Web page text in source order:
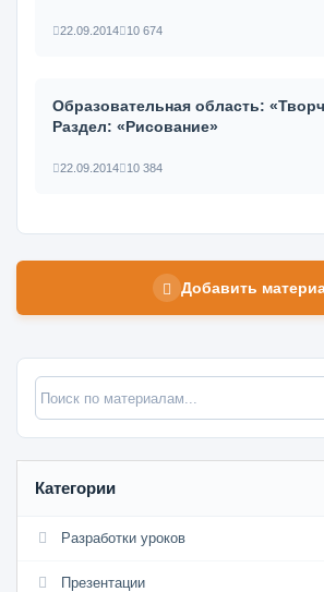
22.09.2014 10 674
Образовательная область:
Раздел: «Рисование»
22.09.2014 10 384
Добавить
Категории
Разработки уроков
Презентации